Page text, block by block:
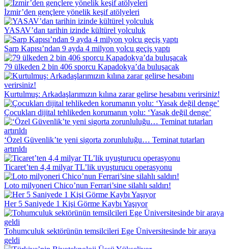
İzmir’den gençlere yönelik keşif atölyeleri
YASAV’dan tarihin izinde kültürel yolculuk
Sarp Kapısı’ndan 9 ayda 4 milyon yolcu geçiş yaptı
79 ülkeden 2 bin 406 sporcu Kapadokya’da buluşacak
Kurtulmuş: Arkadaşlarımızın kılına zarar gelirse hesabını verirsiniz!
Çocukları dijital tehlikeden korumanın yolu: ‘Yasak değil denge’
‘Özel Güvenlik’te yeni sigorta zorunluluğu… Teminat tutarları
artırıldı
Ticaret’ten 4,4 milyar TL’lik uyuşturucu operasyonu
Loto milyoneri Chico’nun Ferrari’sine silahlı saldırı!
Her 5 Saniyede 1 Kişi Görme Kaybı Yaşıyor
Tohumculuk sektörünün temsilcileri Ege Üniversitesinde bir araya
geldi